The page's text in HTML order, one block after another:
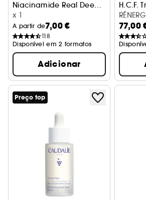
Niacinamide Real Deep
Mask
Máscara iluminadora e
x 1
A partir de7,00 €
118
Disponível em 2 formatos
Adicionar
H.C.F.
SERUM
77,00
Preço top